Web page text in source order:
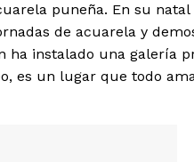
SUSCRIBETE
puneña. En su
de acuarela y
ha instalado una galería
es un lugar que todo